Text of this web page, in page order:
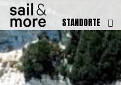
STANDORTE
DEUTSCHLAND
BADEN BADEN
BRUCHSAL
GRIESHEIM /